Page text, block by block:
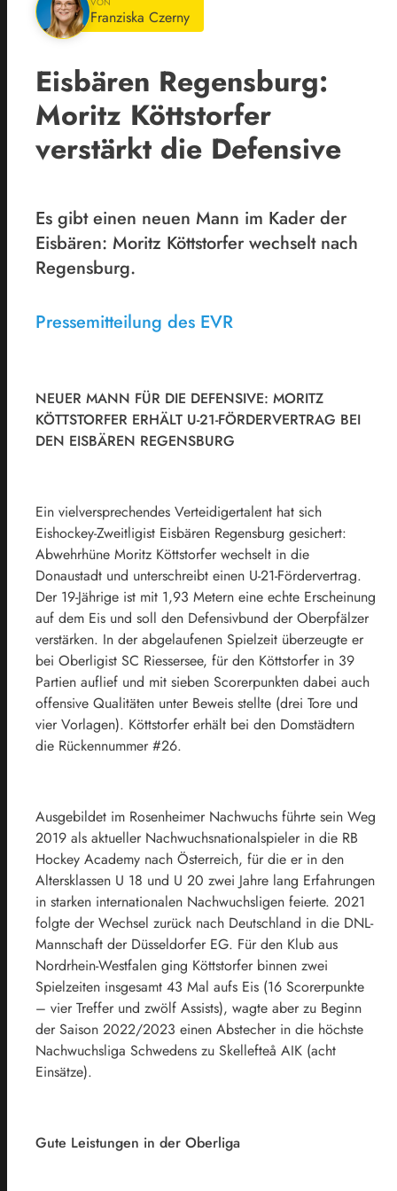
Franziska Czerny
Eisbären Regensburg:
Moritz Köttstorfer
verstärkt die Defensive
Es gibt einen neuen Mann im Kader der
Eisbären: Moritz Köttstorfer wechselt nach
Regensburg.
Pressemitteilung des EVR
NEUER MANN FÜR DIE DEFENSIVE: MORITZ
KÖTTSTORFER ERHÄLT U-21-FÖRDERVERTRAG BEI
DEN EISBÄREN REGENSBURG
Ein vielversprechendes Verteidigertalent hat sich
Eishockey-Zweitligist Eisbären Regensburg gesichert:
Abwehrhüne Moritz Köttstorfer wechselt in die
Donaustadt und unterschreibt einen U-21-Fördervertrag.
Der 19-Jährige ist mit 1,93 Metern eine echte Erscheinung
auf dem Eis und soll den Defensivbund der Oberpfälzer
verstärken. In der abgelaufenen Spielzeit überzeugte er
bei Oberligist SC Riessersee, für den Köttstorfer in 39
Partien auflief und mit sieben Scorerpunkten dabei auch
offensive Qualitäten unter Beweis stellte (drei Tore und
vier Vorlagen). Köttstorfer erhält bei den Domstädtern
die Rückennummer #26.
Ausgebildet im Rosenheimer Nachwuchs führte sein Weg
2019 als aktueller Nachwuchsnationalspieler in die RB
Hockey Academy nach Österreich, für die er in den
Altersklassen U 18 und U 20 zwei Jahre lang Erfahrungen
in starken internationalen Nachwuchsligen feierte. 2021
folgte der Wechsel zurück nach Deutschland in die DNL-
Mannschaft der Düsseldorfer EG. Für den Klub aus
Nordrhein-Westfalen ging Köttstorfer binnen zwei
Spielzeiten insgesamt 43 Mal aufs Eis (16 Scorerpunkte
– vier Treffer und zwölf Assists), wagte aber zu Beginn
der Saison 2022/2023 einen Abstecher in die höchste
Nachwuchsliga Schwedens zu Skellefteå AIK (acht
Einsätze).
Gute Leistungen in der Oberliga